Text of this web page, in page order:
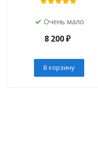
Очень мало
8 200₽
В корзину